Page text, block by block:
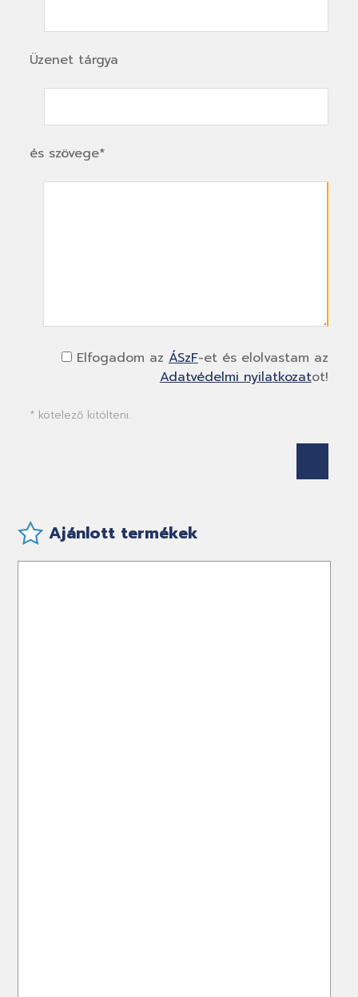
Üzenet tárgya
és szövege*
Elfogadom azÁSzF-et és elolvastam az
Adatvédelmi nyilatkozatot!
* kötelező kitölteni.
Ajánlott termékek